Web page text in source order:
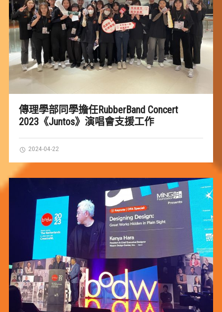
傳理學部同學擔任RubberBand Concert
2023《Juntos》演唱會支援工作
2024-04-22